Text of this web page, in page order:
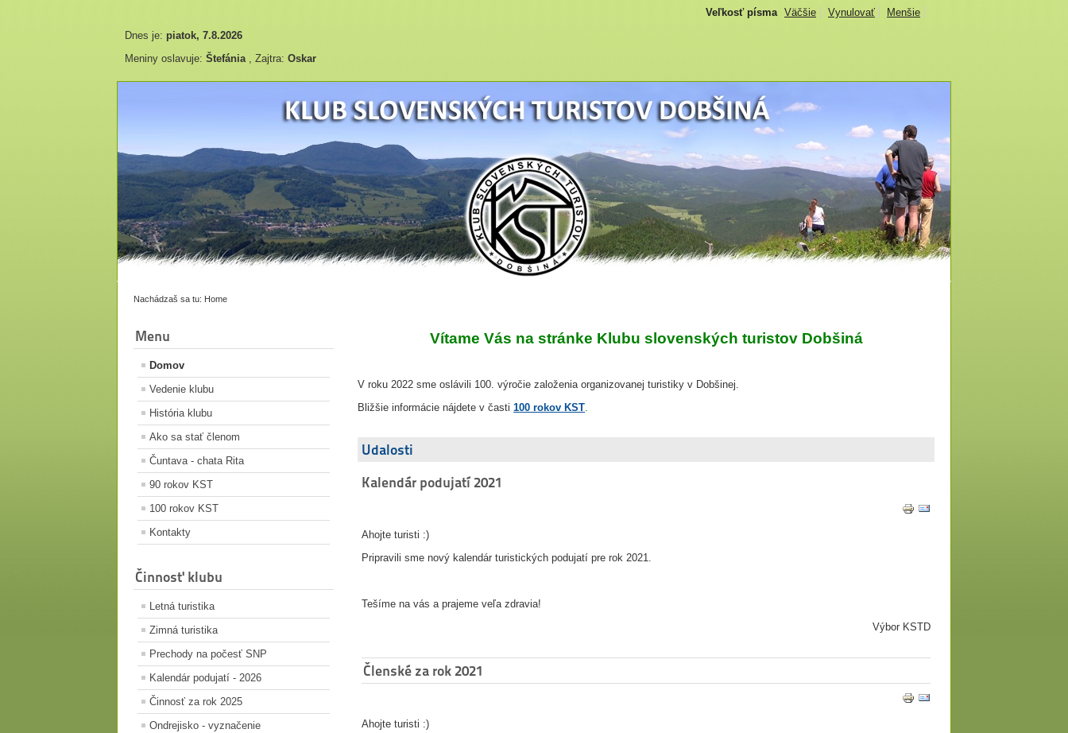
Veľkosť písma Väčšie Vynulovať
Menšie
Dnes je: piatok, 7.8.2026
Meniny oslavuje: Štefánia, Zajtra: Oskar
Nachádzaš sa tu: Home
Menu
Domov
Vedenie klubu
História klubu
Ako sa stať členom
Čuntava - chata Rita
90 rokov KST
100 rokov KST
Kontakty
Činnosť klubu
Letná turistika
Zimná turistika
Prechody na počesť SNP
Kalendár podujatí - 2026
Činnosť za rok 2025
Ondrejisko - vyznačenie
Vítame Vás na stránke Klubu slovenských turistov Dobšiná
V roku 2022 sme oslávili 100. výročie založenia organizovanej turistiky v Dobšinej.
Bližšie informácie nájdete v časti100 rokov KST.
Udalosti
Kalendár podujatí 2021
Ahojte turisti :)
Pripravili sme nový kalendár turistických podujatí pre rok 2021.
Tešíme na vás a prajeme veľa zdravia!
Výbor KSTD
Členské za rok 2021
Ahojte turisti :)